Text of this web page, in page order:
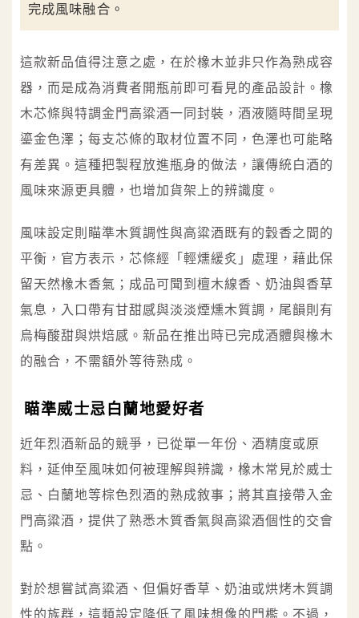
完成風味融合。
這款新品值得注意之處，在於橡木並非只作為熟成容
器，而是成為消費者開瓶前即可看見的產品設計。橡
木芯條與特調金門高粱酒一同封裝，酒液隨時間呈現
鎏金色澤；每支芯條的取材位置不同，色澤也可能略
有差異。這種把製程放進瓶身的做法，讓傳統白酒的
風味來源更具體，也增加貨架上的辨識度。
風味設定則瞄準木質調性與高粱酒既有的穀香之間的
平衡，官方表示，芯條經「輕燻緩炙」處理，藉此保
留天然橡木香氣；成品可聞到檀木線香、奶油與香草
氣息，入口帶有甘甜感與淡淡煙燻木質調，尾韻則有
烏梅酸甜與烘焙感。新品在推出時已完成酒體與橡木
的融合，不需額外等待熟成。
瞄準威士忌白蘭地愛好者
近年烈酒新品的競爭，已從單一年份、酒精度或原
料，延伸至風味如何被理解與辨識，橡木常見於威士
忌、白蘭地等棕色烈酒的熟成敘事；將其直接帶入金
門高粱酒，提供了熟悉木質香氣與高粱酒個性的交會
點。
對於想嘗試高粱酒、但偏好香草、奶油或烘烤木質調
性的族群，這類設定降低了風味想像的門檻。不過，